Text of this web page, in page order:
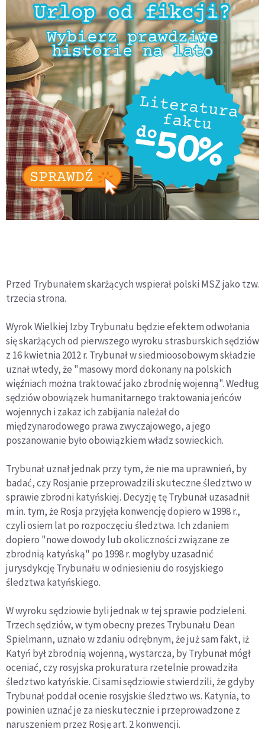
Przed Trybunałem skarżących wspierał polski MSZ jako tzw.
trzecia strona.
Wyrok Wielkiej Izby Trybunału będzie efektem odwołania
się skarżących od pierwszego wyroku strasburskich sędziów
z 16 kwietnia 2012 r. Trybunał w siedmioosobowym składzie
uznał wtedy, że "masowy mord dokonany na polskich
więźniach można traktować jako zbrodnię wojenną". Według
sędziów obowiązek humanitarnego traktowania jeńców
wojennych i zakaz ich zabijania należał do
międzynarodowego prawa zwyczajowego, a jego
poszanowanie było obowiązkiem władz sowieckich.
Trybunał uznał jednak przy tym, że nie ma uprawnień, by
badać, czy Rosjanie przeprowadzili skuteczne śledztwo w
sprawie zbrodni katyńskiej. Decyzję tę Trybunał uzasadnił
m.in. tym, że Rosja przyjęła konwencję dopiero w 1998 r.,
czyli osiem lat po rozpoczęciu śledztwa. Ich zdaniem
dopiero "nowe dowody lub okoliczności związane ze
zbrodnią katyńską" po 1998 r. mogłyby uzasadnić
jurysdykcję Trybunału w odniesieniu do rosyjskiego
śledztwa katyńskiego.
W wyroku sędziowie byli jednak w tej sprawie podzieleni.
Trzech sędziów, w tym obecny prezes Trybunału Dean
Spielmann, uznało w zdaniu odrębnym, że już sam fakt, iż
Katyń był zbrodnią wojenną, wystarcza, by Trybunał mógł
oceniać, czy rosyjska prokuratura rzetelnie prowadziła
śledztwo katyńskie. Ci sami sędziowie stwierdzili, że gdyby
Trybunał poddał ocenie rosyjskie śledztwo ws. Katynia, to
powinien uznać je za nieskutecznie i przeprowadzone z
naruszeniem przez Rosję art. 2 konwencji.